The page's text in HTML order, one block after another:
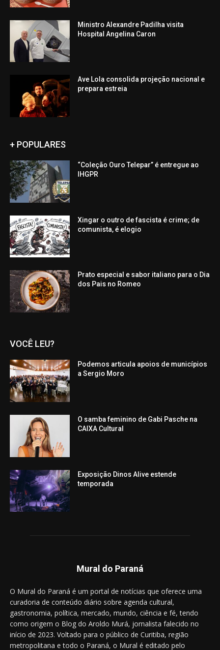
Ministro Alexandre Padilha visita
Hospital Angelina Caron
Ave Lola consolida projeção nacional e
prepara estreia
+ POPULARES
“Coleção Ouro Telepar” é entregue ao
IHGPR
Xingar o outro de fascista é crime; de
comunista, é elogio
Prato especial e sabor italiano para o Dia
dos Pais no Romeo
VOCÊ LEU?
Podemos articula apoios de municípios
a Sergio Moro
O samba feminino de Gabi Pasche na
CAIXA Cultural
Exposição Dinos Alive estende
temporada
Mural do Paraná
O Mural do Paraná é um portal de notícias que oferece uma
curadoria de conteúdo diário sobre agenda cultural,
gastronomia, política, mercado, mundo, ciência e fé, tendo
como origem o Blog do Aroldo Murá, jornalista falecido no
início de 2023. Voltado para o público de Curitiba, região
metropolitana e todo o Paraná, o Mural é editado pelo